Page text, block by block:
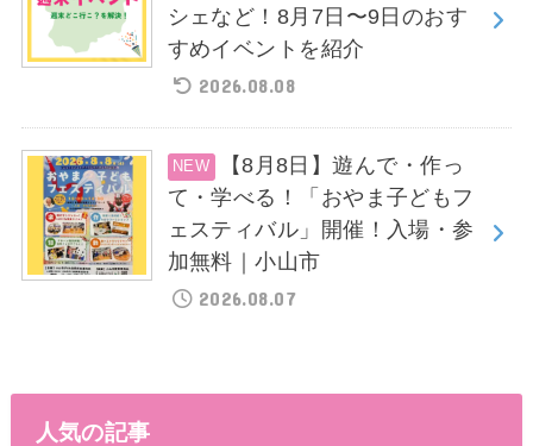
シェなど！8月7日〜9日のおす
すめイベントを紹介
2026.08.08
【8月8日】遊んで・作っ
て・学べる！「おやま子どもフ
ェスティバル」開催！入場・参
加無料｜小山市
2026.08.07
人気の記事